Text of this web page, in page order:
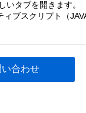
いタブを開きます。
ブスクリプト（
い合わせ